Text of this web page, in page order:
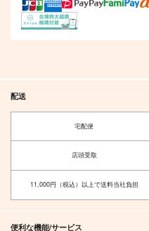
配送
宅配便
店頭受取
11,000円（税込）以上で送料当社負担
便利な機能/サービス